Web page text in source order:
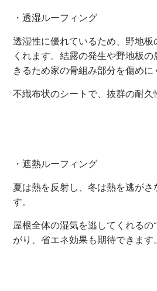
・透湿ルーフィング
透湿性に優れているため、野地板
くれます。結露の発生や野地板
きるため家の骨組み部分を傷めに
不織布状のシートで、抜群の耐久
・遮熱ルーフィング
夏は熱を反射し、冬は熱を逃が
す。
屋根全体の湿気を逃してくれるの
がり、省エネ効果も期待できます